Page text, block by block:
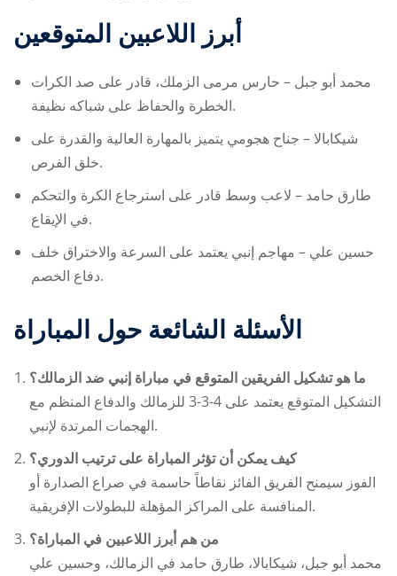
أبرز اللاعبين المتوقعين
محمد أبو جبل – حارس مرمى الزملك، قادر على صد الكرات
الخطرة والحفاظ على شباكه نظيفة.
شيكابالا – جناح هجومي يتميز بالمهارة العالية والقدرة على
خلق الفرص.
طارق حامد – لاعب وسط قادر على استرجاع الكرة والتحكم
في الإيقاع.
حسين علي – مهاجم إنبي يعتمد على السرعة والاختراق خلف
دفاع الخصم.
الأسئلة الشائعة حول المباراة
ما هو تشكيل الفريقين المتوقع في مباراة إنبي ضد الزمالك؟
التشكيل المتوقع يعتمد على 4-3-3 للزمالك والدفاع المنظم مع
الهجمات المرتدة لإنبي.
كيف يمكن أن تؤثر المباراة على ترتيب الدوري؟
الفوز سيمنح الفريق الفائز نقاطاً حاسمة في صراع الصدارة أو
المنافسة على المراكز المؤهلة للبطولات الإفريقية.
من هم أبرز اللاعبين في المباراة؟
محمد أبو جبل، شيكابالا، طارق حامد في الزمالك، وحسين علي